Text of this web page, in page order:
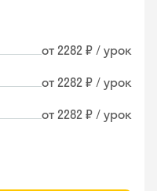
от 2282 ₽ / урок
от 2282 ₽ / урок
от 2282 ₽ / урок